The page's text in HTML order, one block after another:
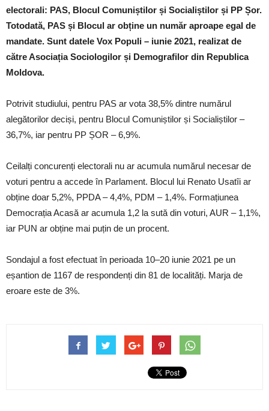
electorali: PAS, Blocul Comuniștilor și Socialiștilor și PP Șor.
Totodată, PAS și Blocul ar obține un număr aproape egal de
mandate. Sunt datele Vox Populi – iunie 2021, realizat de
către Asociația Sociologilor și Demografilor din Republica
Moldova.
Potrivit studiului, pentru PAS ar vota 38,5% dintre numărul
alegătorilor deciși, pentru Blocul Comuniștilor și Socialiștilor –
36,7%, iar pentru PP ȘOR – 6,9%.
Ceilalți concurenți electorali nu ar acumula numărul necesar de
voturi pentru a accede în Parlament. Blocul lui Renato Usatîi ar
obține doar 5,2%, PPDA – 4,4%, PDM – 1,4%. Formațiunea
Democrația Acasă ar acumula 1,2 la sută din voturi, AUR – 1,1%,
iar PUN ar obține mai puțin de un procent.
Sondajul a fost efectuat în perioada 10–20 iunie 2021 pe un
eșantion de 1167 de respondenți din 81 de localități. Marja de
eroare este de 3%.